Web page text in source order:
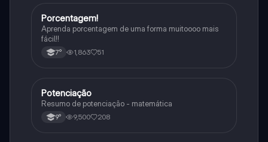
Matematica
Porcentagem!
Aprenda porcentagem de uma forma muitoooo mais
fácil!!
7° 1,863 51
Matematica
Potenciação
Resumo de potenciação - matemática
9° 9,500 208